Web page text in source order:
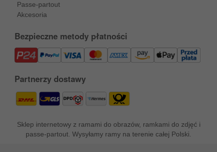
Passe-partout
Akcesoria
Bezpieczne metody płatności
Partnerzy dostawy
Sklep internetowy z ramami do obrazów, ramkami do zdjęć i
passe-partout. Wysyłamy ramy na terenie całej Polski.